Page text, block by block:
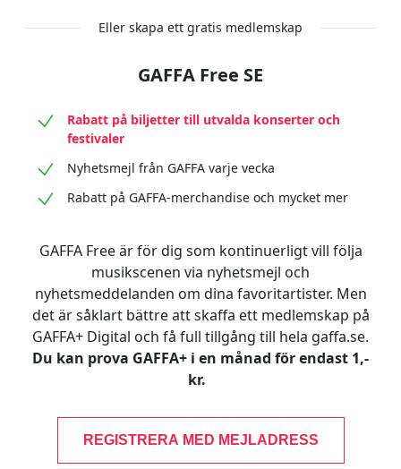
Eller skapa ett gratis medlemskap
GAFFA Free SE
Rabatt på biljetter till utvalda konserter och
festivaler
Nyhetsmejl från GAFFA varje vecka
Rabatt på GAFFA-merchandise och mycket mer
GAFFA Free är för dig som kontinuerligt vill följa
musikscenen via nyhetsmejl och
nyhetsmeddelanden om dina favoritartister. Men
det är såklart bättre att skaffa ett medlemskap på
GAFFA+ Digital och få full tillgång till hela gaffa.se.
Du kan prova GAFFA+ i en månad för endast 1,-
kr.
REGISTRERA MED MEJLADRESS